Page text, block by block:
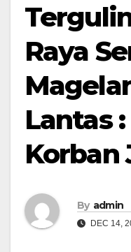
Raya
Lantas
Korban
By admin
DEC 14,